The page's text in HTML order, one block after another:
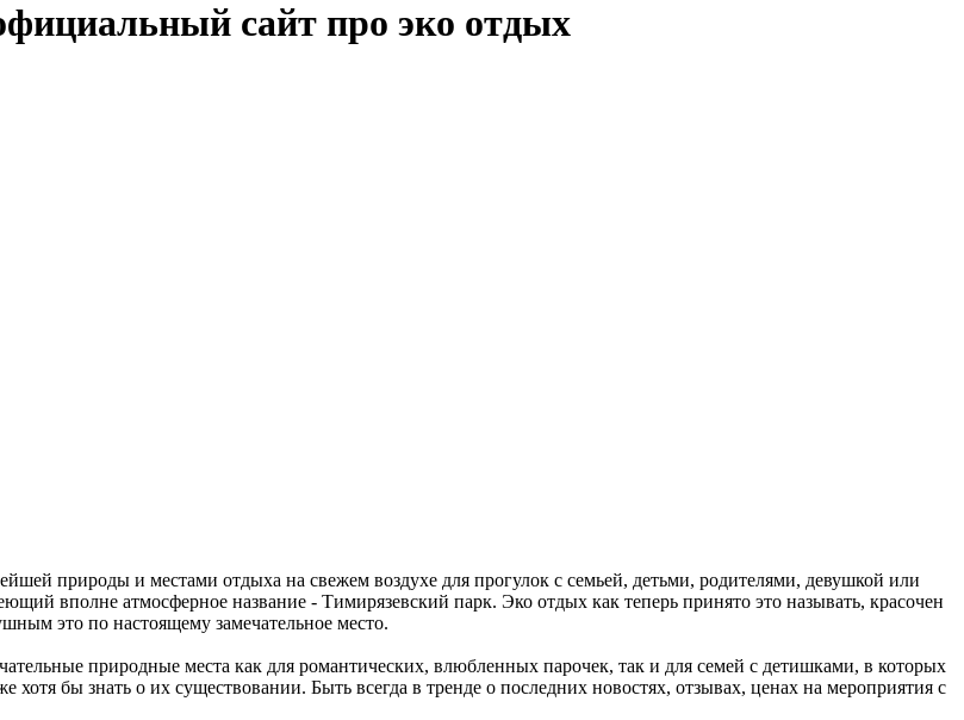
сайт про эко отдых
природы и местами отдыха на свежем воздухе для прогулок с семьей, детьми, родителями, девушкой или
вполне атмосферное название - Тимирязевский парк. Эко отдых как теперь принято это называть, красочен
это по настоящему замечательное место.
природные места как для романтических, влюбленных парочек, так и для семей с детишками, в которых
бы знать о их существовании. Быть всегда в тренде о последних новостях, отзывах, ценах на мероприятия с